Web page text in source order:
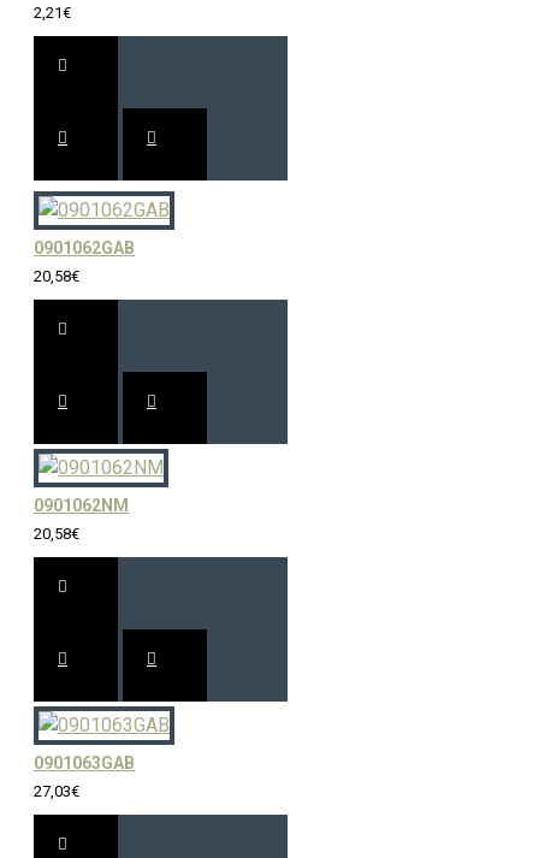
2,21€
0901062GAB
20,58€
0901062NM
20,58€
0901063GAB
27,03€